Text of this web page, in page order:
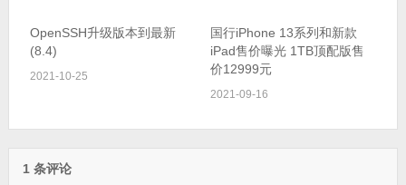
OpenSSH升级版本到最新
(8.4)
2021-10-25
国行iPhone 13系列和新款
iPad售价曝光 1TB顶配版售
价12999元
2021-09-16
1 条评论